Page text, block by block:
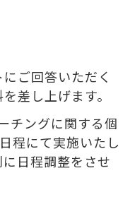
ご回答いただく
差し上げます。
チングに関する個
程にて実施いたし
日程調整をさせ